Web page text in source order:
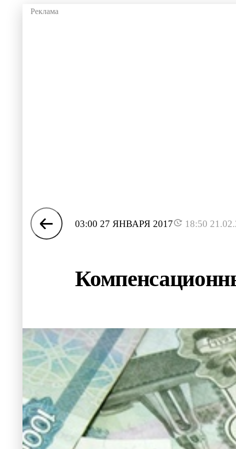
03:00 27 ЯНВАРЯ 2017 18:50